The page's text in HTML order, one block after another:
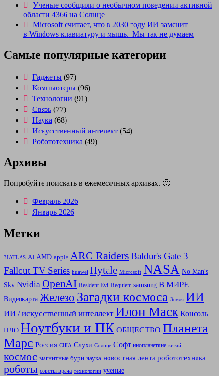
Ученые сообщили о необычном поведении активной
области 4366 на Солнце
Microsoft считает, что в 2030 году ИИ заменит
в Windows клавиатуру и мышь. Мы так не думаем
Самые популярные категории
Гаджеты (97)
Компьютеры (96)
Технологии (91)
Связь (77)
Наука (68)
Искусственный интелект (54)
Робототехника (49)
Архивы
Попробуйте поискать в ежемесячных архивах. 🙂
Февраль 2026
Январь 2026
Метки
3IATLAS AI AMD apple ARC Raiders Baldur's Gate 3
Fallout TV Series huawei Hytale Microsoft NASA No Man's
Sky Nvidia OpenAI Resident Evil Requiem samsung В МИРЕ
Видеокарта Железо Загадки космоса Земля ИИ
ИИ / искусственный интеллект Илон Маск Консоль
НЛО Ноутбуки и ПК ОБЩЕСТВО Планета
Марс Россия США Слухи Солнце Софт инопланетяне китай
космос магнитные бури наука новостная лента робототехника
роботы советы врача технологии ученые